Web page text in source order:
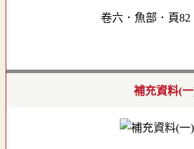
卷六．魚部．頁82
補充資料(